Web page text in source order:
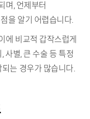
며, 언제부터
을 알기 어렵습니다.
에 비교적 갑작스럽게
사별, 큰 수술 등 특정
는 경우가 많습니다.